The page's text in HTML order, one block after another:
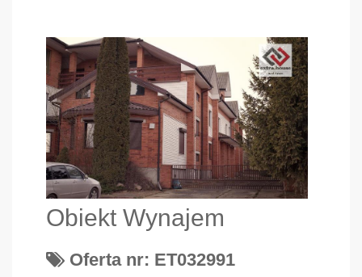
Obiekt Wynajem
Oferta nr: ET032991